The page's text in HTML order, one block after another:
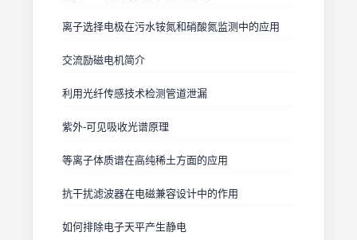
离子选择电极在污水铵氮和硝酸氮监测中的应用
交流励磁电机简介
利用光纤传感技术检测管道泄漏
紫外-可见吸收光谱原理
等离子体质谱在高纯稀土方面的应用
抗干扰滤波器在电磁兼容设计中的作用
如何排除电子天平产生静电